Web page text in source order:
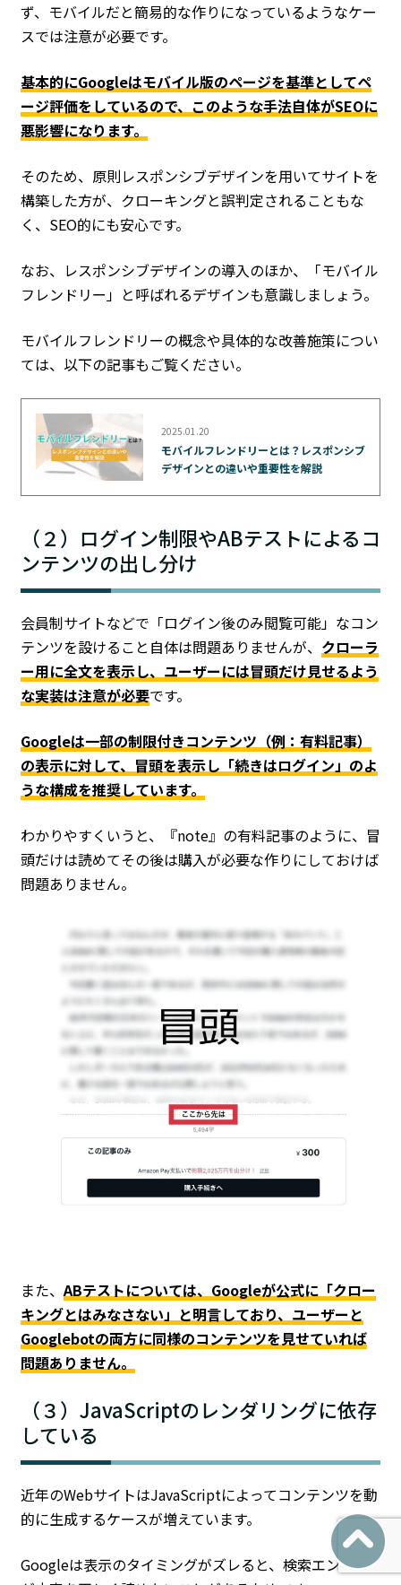
ず、モバイルだと簡易的な作りになっているようなケー
スでは注意が必要です。
基本的にGoogleはモバイル版のページを基準としてペ
ージ評価をしているので、このような手法自体がSEOに
悪影響になります。
そのため、原則レスポンシブデザインを用いてサイトを
構築した方が、クローキングと誤判定されることもな
く、SEO的にも安心です。
なお、レスポンシブデザインの導入のほか、「モバイル
フレンドリー」と呼ばれるデザインも意識しましょう。
モバイルフレンドリーの概念や具体的な改善施策につい
ては、以下の記事もご覧ください。
2025.01.20
モバイルフレンドリーとは？レスポンシブ
デザインとの違いや重要性を解説
（２）ログイン制限やABテストによるコ
ンテンツの出し分け
会員制サイトなどで「ログイン後のみ閲覧可能」なコン
テンツを設けること自体は問題ありませんが、 クローラ
ー用に全文を表示し、ユーザーには冒頭だけ見せるよう
な実装は注意が必要です。
Googleは一部の制限付きコンテンツ（例：有料記事）
の表示に対して、冒頭を表示し「続きはログイン」のよ
うな構成を推奨しています。
わかりやすくいうと、『note』の有料記事のように、冒
頭だけは読めてその後は購入が必要な作りにしておけば
問題ありません。
また、ABテストについては、Googleが公式に「クロー
キングとはみなさない」と明言しており、ユーザーと
Googlebotの両方に同様のコンテンツを見せていれば
問題ありません。
（３）JavaScriptのレンダリングに依存
している
近年のWebサイトはJavaScriptによってコンテンツを動
的に生成するケースが増えています。
Googleは表示のタイミングがズレると、検索エンジン